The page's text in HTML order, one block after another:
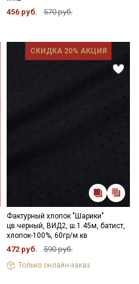
456 руб. 570 руб.
СКИДКА 20% АКЦИЯ
Фактурный хлопок "Шарики"
цв.черный, ВИД2, ш.1.45м, батист,
хлопок-100%, 60гр/м.кв
472 руб. 590 руб.
Только онлайн-заказ
обработки персональных
рекламных и